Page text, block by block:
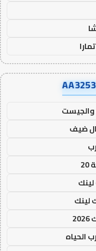
والجيست
لينك
لينك
الحياه